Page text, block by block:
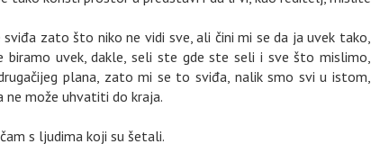
zato što niko ne vidi sve, ali čini mi se da ja uvek tako,
uvek, dakle, seli ste gde ste seli i sve što mislimo,
plana, zato mi se to sviđa, nalik smo svi u istom,
ne može uhvatiti do kraja.
s ljudima koji su šetali.